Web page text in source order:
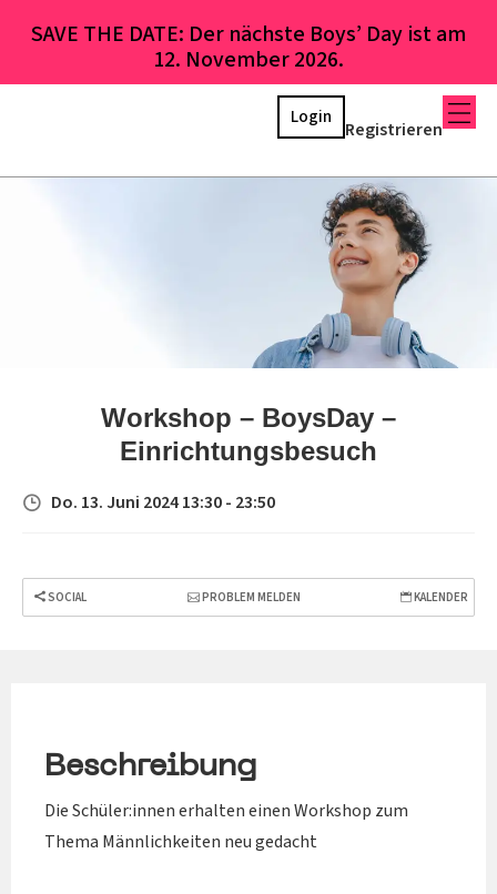
SAVE THE DATE: Der nächste Boys’ Day ist am
12. November 2026.
Registrieren
Login
Workshop – BoysDay –
Einrichtungsbesuch
Do. 13. Juni 2024 13:30 - 23:50
SOCIAL PROBLEM MELDEN KALENDER
Beschreibung
Die Schüler:innen erhalten einen Workshop zum
Thema Männlichkeiten neu gedacht